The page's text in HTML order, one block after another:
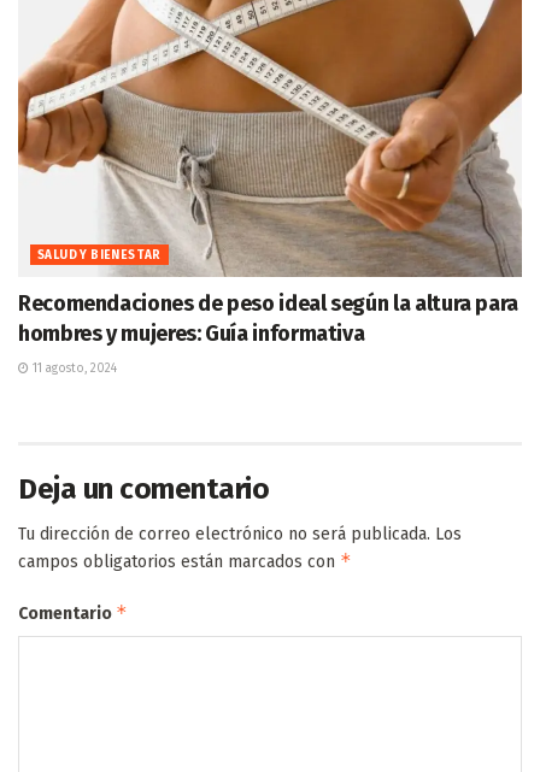
SALUD Y BIENESTAR
Recomendaciones de peso ideal según la altura para
hombres y mujeres: Guía informativa
11 agosto, 2024
Deja un comentario
Tu dirección de correo electrónico no será publicada. Los
campos obligatorios están marcados con *
Comentario *